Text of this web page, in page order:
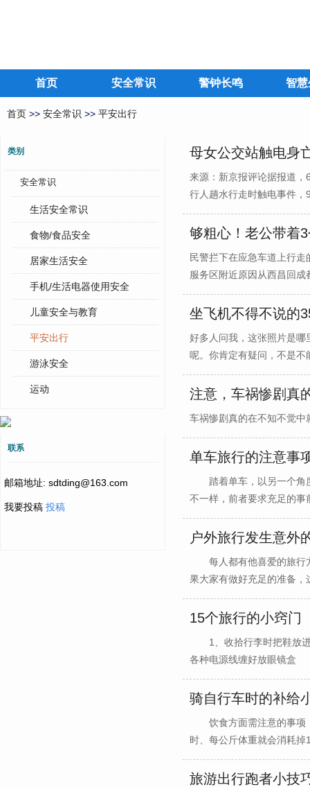
首页 安全常识 警钟长鸣 智
首页 >> 安全常识 >> 平安出行
类别
安全常识
生活安全常识
食物/食品安全
居家生活安全
手机/生活电器使用安全
儿童安全与教育
平安出行
游泳安全
运动
联系
邮箱地址: sdtding@163.com
我要投稿 投稿
母女公交站触电身
来源：新京报评论据报道
行人趟水行走时触电事件
够粗心！老公带着
民警拦下在应急车道上行
服务区附近原因从西昌回
坐飞机不得不说的
好多人问我，这张照片是
呢。你肯定有疑问，不是
注意，车祸惨剧真
车祸惨剧真的在不知不觉中
单车旅行的注意事
踏着单车，以另一个角度
不一样，前者要求充足的
户外旅行发生意外
每人都有他喜爱的旅行方
果大家有做好充足的准备
15个旅行的小窍门
1、收拾行李时把鞋放
各种电源线缠好放眼镜
骑自行车时的补给
饮食方面需注意的事项
时、每公斤体重就会消耗
旅游出行跑者小技